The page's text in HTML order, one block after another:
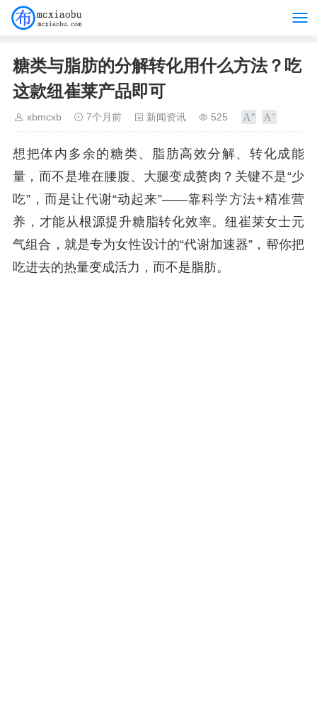
糖类与脂肪的分解转化用什么方法？吃
这款纽崔莱产品即可
xbmcxb 7个月前 新闻资讯 525
想把体内多余的糖类、脂肪高效分解、转化成能
量，而不是堆在腰腹、大腿变成赘肉？关键不是“少
吃”，而是让代谢“动起来”——靠科学方法+精准营
养，才能从根源提升糖脂转化效率。纽崔莱女士元
气组合，就是专为女性设计的“代谢加速器”，帮你把
吃进去的热量变成活力，而不是脂肪。